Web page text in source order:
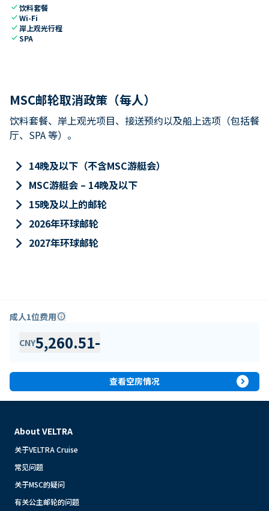
check饮料套餐
checkWi-Fi
check 岸上观光行程
checkSPA
MSC邮轮取消政策（每人）
饮料套餐、岸上观光项目、接送预约以及船上选项（包括餐
厅、SPA 等）。
keyboard_arrow_right 14晚及以下（不含MSC游艇会）
keyboard_arrow_right MSC游艇会 – 14晚及以下
keyboard_arrow_right 15晚及以上的邮轮
keyboard_arrow_right 2026年环球邮轮
keyboard_arrow_right 2027年环球邮轮
成人1位费用info
CNY5,260.51-
查看空房情况 expand_circle_right
About VELTRA
关于VELTRA Cruise
常见问题
关于MSC的疑问
有关公主邮轮的问题